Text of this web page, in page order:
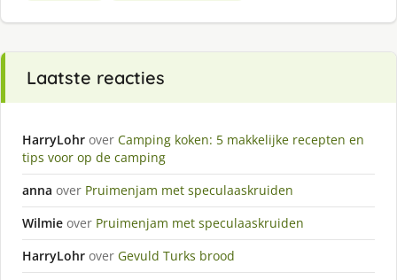
Laatste reacties
HarryLohr over Camping koken: 5 makkelijke recepten en
tips voor op de camping
anna over Pruimenjam met speculaaskruiden
Wilmie over Pruimenjam met speculaaskruiden
HarryLohr over Gevuld Turks brood